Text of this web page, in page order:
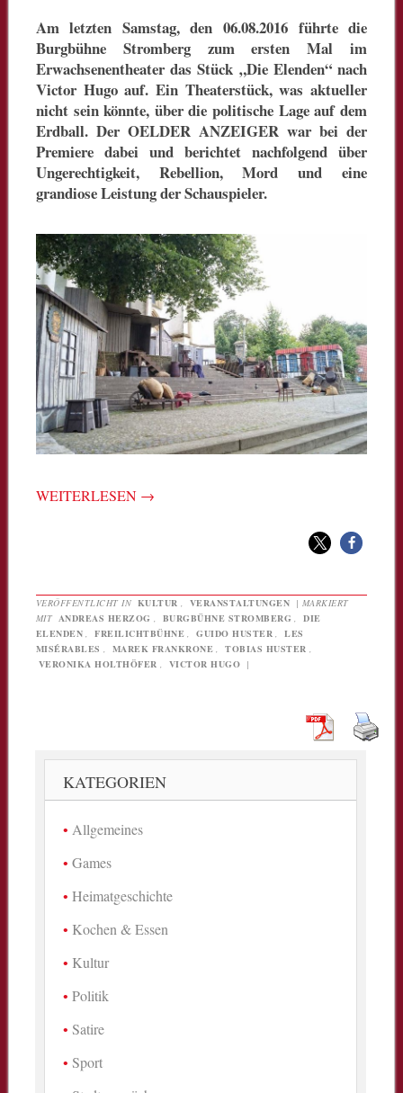
Am letzten Samstag, den 06.08.2016 führte die
Burgbühne Stromberg zum ersten Mal im
Erwachsenentheater das Stück „Die Elenden“ nach
Victor Hugo auf. Ein Theaterstück, was aktueller
nicht sein könnte, über die politische Lage auf dem
Erdball. Der OELDER ANZEIGER war bei der
Premiere dabei und berichtet nachfolgend über
Ungerechtigkeit, Rebellion, Mord und eine
grandiose Leistung der Schauspieler.
WEITERLESEN →
VERÖFFENTLICHT IN KULTUR , VERANSTALTUNGEN | MARKIERT
MIT ANDREAS HERZOG , BURGBÜHNE STROMBERG ,
DIE
ELENDEN , FREILICHTBÜHNE , GUIDO HUSTER ,
LES
MISÉRABLES , MAREK FRANKRONE , TOBIAS HUSTER ,
VERONIKA HOLTHÖFER , VICTOR HUGO |
KATEGORIEN
Allgemeines
Games
Heimatgeschichte
Kochen & Essen
Kultur
Politik
Satire
Sport